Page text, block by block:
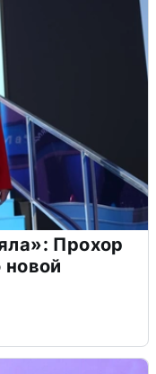
Прохор